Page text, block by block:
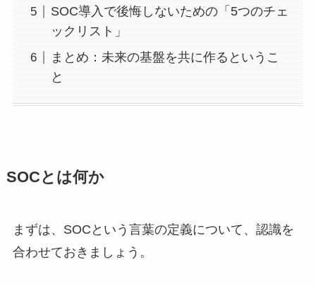
SOC導入で後悔しないための「5つのチェ
ックリスト」
まとめ：未来の基盤を共に作るというこ
と
SOCとは何か
まずは、SOCという言葉の定義について、認識を
合わせておきましょう。